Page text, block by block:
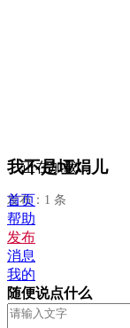
我不是垭焆儿
发布：1 条
正在加载...
首页
帮助
发布
消息
我的
随便说点什么